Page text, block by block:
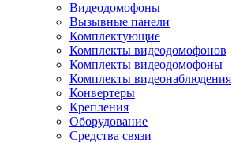
Видеодомофоны
Вызывные панели
Комплектующие
Комплекты видеодомофонов
Комплекты видеодомофоны
Комплекты видеонаблюдения
Конвертеры
Крепления
Оборудование
Средства связи